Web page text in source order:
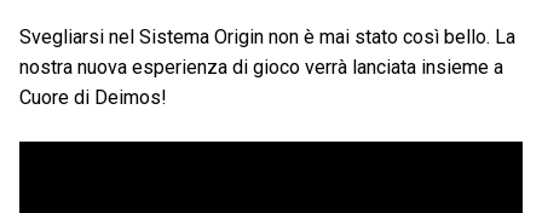
Svegliarsi nel Sistema Origin non è mai stato così bello. La
nostra nuova esperienza di gioco verrà lanciata insieme a
Cuore di Deimos!